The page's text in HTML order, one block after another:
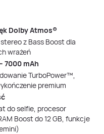
Dolby Atmos®
z Bass Boost dla
wrażeń
7000 mAh
TurboPower™,
premium
do selfie, procesor
Boost do 12 GB, funkcje